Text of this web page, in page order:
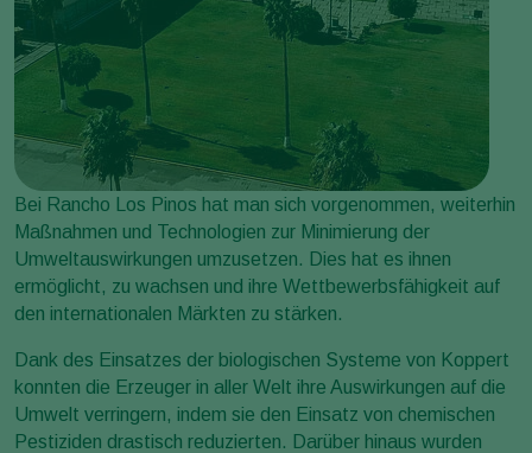
Bei Rancho Los Pinos hat man sich vorgenommen, weiterhin
Maßnahmen und Technologien zur Minimierung der
Umweltauswirkungen umzusetzen. Dies hat es ihnen
ermöglicht, zu wachsen und ihre Wettbewerbsfähigkeit auf
den internationalen Märkten zu stärken.
Dank des Einsatzes der biologischen Systeme von Koppert
konnten die Erzeuger in aller Welt ihre Auswirkungen auf die
Umwelt verringern, indem sie den Einsatz von chemischen
Pestiziden drastisch reduzierten. Darüber hinaus wurden